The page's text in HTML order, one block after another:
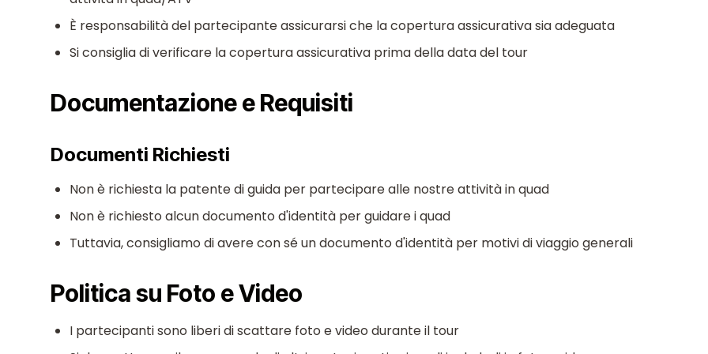
È responsabilità del partecipante assicurarsi che la copertura assicurativa sia adeguata
Si consiglia di verificare la copertura assicurativa prima della data del tour
Documentazione e Requisiti
Documenti Richiesti
Non è richiesta la patente di guida per partecipare alle nostre attività in quad
Non è richiesto alcun documento d'identità per guidare i quad
Tuttavia, consigliamo di avere con sé un documento d'identità per motivi di viaggio generali
Politica su Foto e Video
I partecipanti sono liberi di scattare foto e video durante il tour